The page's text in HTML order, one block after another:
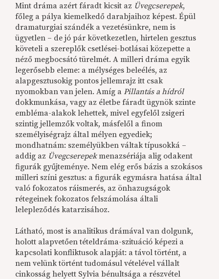
Mint dráma azért fáradt kicsit az Üvegcserepek,
főleg a pálya kiemelkedő darabjaihoz képest. Épül
dramaturgiai szándék a vezetésünkre, nem is
ügyetlen – de jó pár következetlen, hirtelen gesztus
követeli a szereplők csetlései-botlásai közepette a
néző megbocsátó türelmét. A milleri dráma egyik
legerősebb eleme: a mélységes beleélés, az
alapgesztusokig pontos jellemrajz itt csak
nyomokban van jelen. Amíg aPillantás a hídról
dokkmunkása, vagy az életbe fáradt ügynök szinte
embléma-alakok lehettek, mivel egyfelől zsigeri
szintig jellemzők voltak, másfelől a finom
személyiségrajz által mélyen egyediek;
mondhatnám: személyükben váltak típusokká –
addig az Üvegcserepekmenazsériája alig odakent
figurák gyűjteménye. Nem elég erős bázis a szokásos
milleri színi gesztus: a figurák egymásra hatása által
való fokozatos ráismerés, az önhazugságok
rétegeinek fokozatos felszámolása általi
lelepleződés katarzisához.
Látható, most is analitikus drámával van dolgunk,
holott alapvetően tételdráma-szituáció képezi a
kapcsolati konfliktusok alapját: a távol történt, a
nem velünk történt tudomásul vételével vállalt
cinkosság helyett Sylvia bénultsága a részvétel